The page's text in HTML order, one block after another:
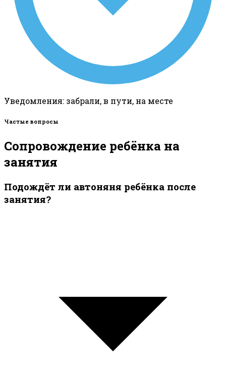
Уведомления: забрали, в пути, на месте
Частые вопросы
Сопровождение ребёнка на
занятия
Подождёт ли автоняня ребёнка после
занятия?